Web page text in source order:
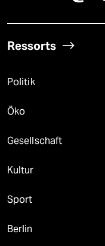
Ressorts
Politik
Öko
Gesellschaft
Kultur
Sport
Berlin